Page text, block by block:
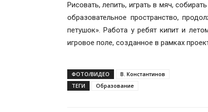
Рисовать, лепить, играть в мяч,
образовательное пространство,
петушок». Работа у ребят кипит и
игровое поле, созданное в рамках
ФОТО/ВИДЕО
В. Константинов
ТЕГИ
Образование